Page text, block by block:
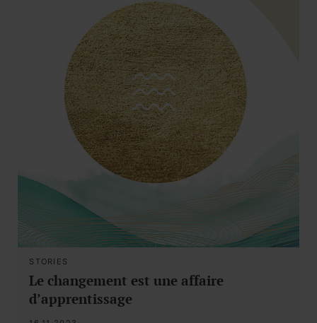
STORIES
Le changement est une affaire
d’apprentissage